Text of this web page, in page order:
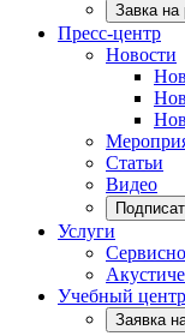
Завка на
Пресс-центр
Новости
Статьи
Видео
Услуги
Учебный центр
Заявка